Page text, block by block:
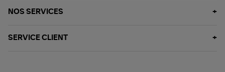
NOS SERVICES
SERVICE CLIENT